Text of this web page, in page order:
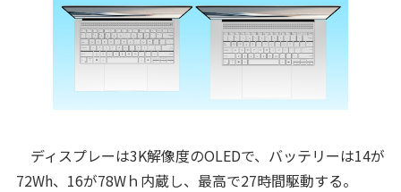
ディスプレーは3K解像度のOLEDで、バッテリーは14が
72Wh、16が78Wｈ内蔵し、最高で27時間駆動する。